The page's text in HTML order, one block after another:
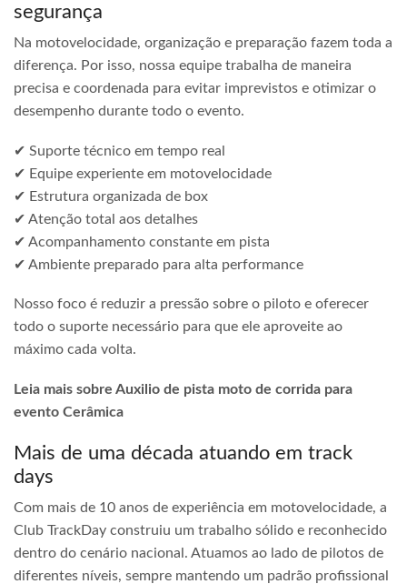
segurança
Na motovelocidade, organização e preparação fazem toda a
diferença. Por isso, nossa equipe trabalha de maneira
precisa e coordenada para evitar imprevistos e otimizar o
desempenho durante todo o evento.
✔ Suporte técnico em tempo real
✔ Equipe experiente em motovelocidade
✔ Estrutura organizada de box
✔ Atenção total aos detalhes
✔ Acompanhamento constante em pista
✔ Ambiente preparado para alta performance
Nosso foco é reduzir a pressão sobre o piloto e oferecer
todo o suporte necessário para que ele aproveite ao
máximo cada volta.
Leia mais sobre Auxilio de pista moto de corrida para
evento Cerâmica
Mais de uma década atuando em track
days
Com mais de 10 anos de experiência em motovelocidade, a
Club TrackDay construiu um trabalho sólido e reconhecido
dentro do cenário nacional. Atuamos ao lado de pilotos de
diferentes níveis, sempre mantendo um padrão profissional